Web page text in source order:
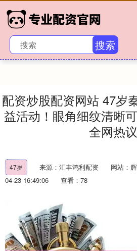
搜索
配资炒股配资网站 47岁
益活动！眼角细纹清晰
全网热议
47岁 来源：汇丰鸿利配资 网站：
04-23 16:49:06
查看：78